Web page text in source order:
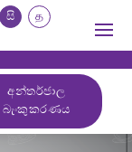
සි த
අන්තර්ජාල
බැංකුකරණය